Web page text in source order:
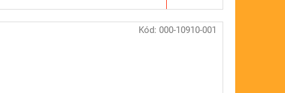
Kód: 000-10910-001